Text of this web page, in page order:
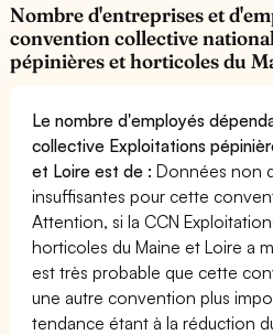
Nombre d'entreprises et
convention collective
pépinières et horticoles du
Le nombre d'employés
collective Exploitations
et Loire est de :Données non
insuffisantes pour cette
Attention, si la CCN
horticoles du Maine et Loire a
est très probable que cette
une autre convention plus
tendance étant à la réduction